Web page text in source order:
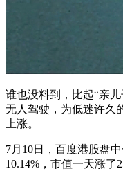
谁也没料到，比起“亲
无人驾驶，为低迷许久
上涨。
7月10日，百度港股盘
10.14%，市值一天涨了